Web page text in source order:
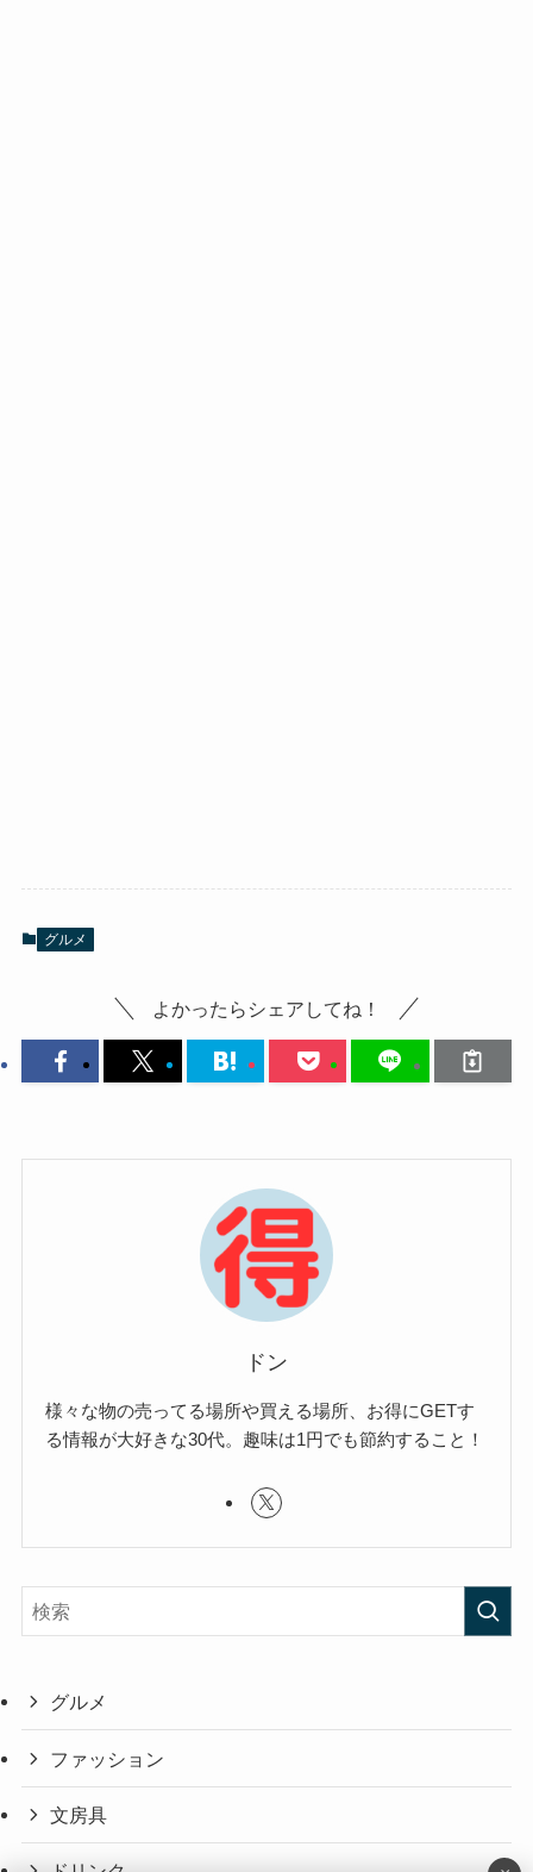
グルメ
よかったらシェアしてね！
ドン
様々な物の売ってる場所や買える場所、お得にGETす
る情報が大好きな30代。趣味は1円でも節約すること！
グルメ
ファッション
文房具